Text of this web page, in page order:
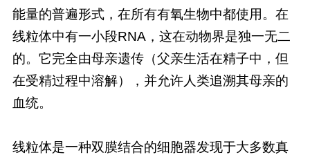
能量的普遍形式，在所有有氧生物中都使用。在
线粒体中有一小段RNA，这在动物界是独一无二
的。它完全由母亲遗传（父亲生活在精子中，但
在受精过程中溶解），并允许人类追溯其母亲的
血统。
线粒体是一种双膜结合的细胞器发现于大多数真